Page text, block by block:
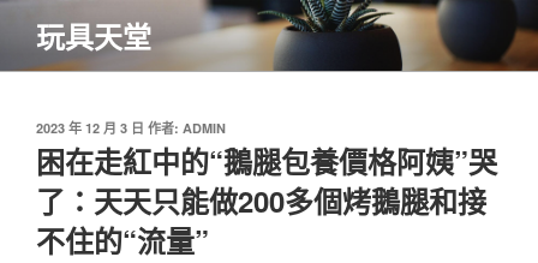
主
玩具天堂
發
佈
於
2023 年 12 月 3 日 作者: ADMIN
困在走紅中的“鵝腿包養價格阿姨”哭
了：天天只能做200多個烤鵝腿和接
不住的“流量”